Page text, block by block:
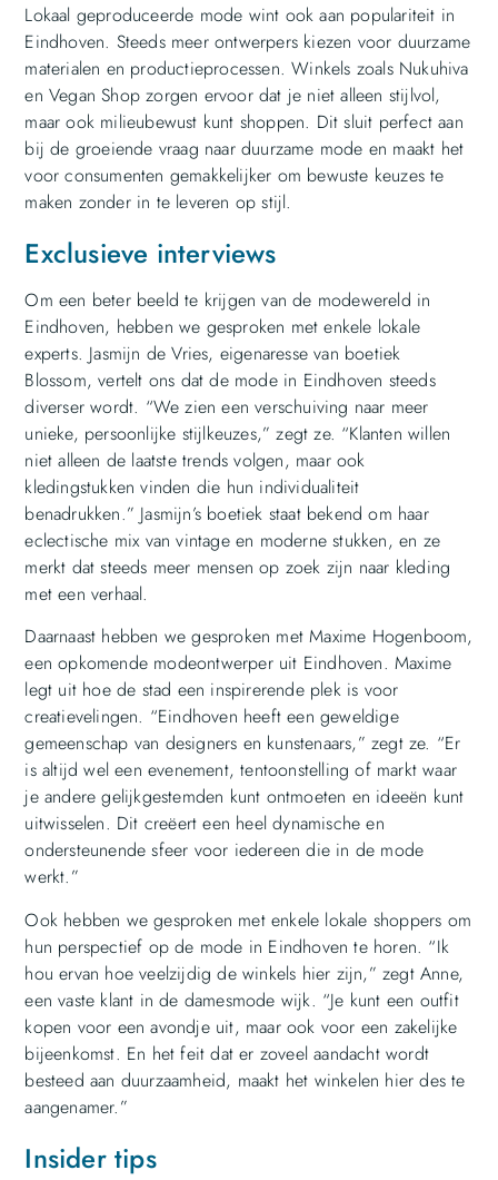
Lokaal geproduceerde mode wint ook aan populariteit in
Eindhoven. Steeds meer ontwerpers kiezen voor duurzame
materialen en productieprocessen. Winkels zoals Nukuhiva
en Vegan Shop zorgen ervoor dat je niet alleen stijlvol,
maar ook milieubewust kunt shoppen. Dit sluit perfect aan
bij de groeiende vraag naar duurzame mode en maakt het
voor consumenten gemakkelijker om bewuste keuzes te
maken zonder in te leveren op stijl.
Exclusieve interviews
Om een beter beeld te krijgen van de modewereld in
Eindhoven, hebben we gesproken met enkele lokale
experts. Jasmijn de Vries, eigenaresse van boetiek
Blossom, vertelt ons dat de mode in Eindhoven steeds
diverser wordt. “We zien een verschuiving naar meer
unieke, persoonlijke stijlkeuzes,” zegt ze. “Klanten willen
niet alleen de laatste trends volgen, maar ook
kledingstukken vinden die hun individualiteit
benadrukken.” Jasmijn’s boetiek staat bekend om haar
eclectische mix van vintage en moderne stukken, en ze
merkt dat steeds meer mensen op zoek zijn naar kleding
met een verhaal.
Daarnaast hebben we gesproken met Maxime Hogenboom,
een opkomende modeontwerper uit Eindhoven. Maxime
legt uit hoe de stad een inspirerende plek is voor
creatievelingen. “Eindhoven heeft een geweldige
gemeenschap van designers en kunstenaars,” zegt ze. “Er
is altijd wel een evenement, tentoonstelling of markt waar
je andere gelijkgestemden kunt ontmoeten en ideeën kunt
uitwisselen. Dit creëert een heel dynamische en
ondersteunende sfeer voor iedereen die in de mode
werkt.”
Ook hebben we gesproken met enkele lokale shoppers om
hun perspectief op de mode in Eindhoven te horen. “Ik
hou ervan hoe veelzijdig de winkels hier zijn,” zegt Anne,
een vaste klant in de damesmode wijk. “Je kunt een outfit
kopen voor een avondje uit, maar ook voor een zakelijke
bijeenkomst. En het feit dat er zoveel aandacht wordt
besteed aan duurzaamheid, maakt het winkelen hier des te
aangenamer.”
Insider tips